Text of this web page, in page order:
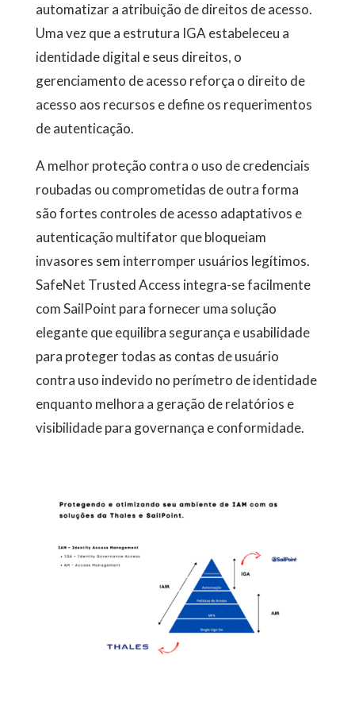
automatizar a atribuição de direitos de acesso.
Uma vez que a estrutura IGA estabeleceu a
identidade digital e seus direitos, o
gerenciamento de acesso reforça o direito de
acesso aos recursos e define os requerimentos
de autenticação.
A melhor proteção contra o uso de credenciais
roubadas ou comprometidas de outra forma
são fortes controles de acesso adaptativos e
autenticação multifator que bloqueiam
invasores sem interromper usuários legítimos.
SafeNet Trusted Access integra-se facilmente
com SailPoint para fornecer uma solução
elegante que equilibra segurança e usabilidade
para proteger todas as contas de usuário
contra uso indevido no perímetro de identidade
enquanto melhora a geração de relatórios e
visibilidade para governança e conformidade.